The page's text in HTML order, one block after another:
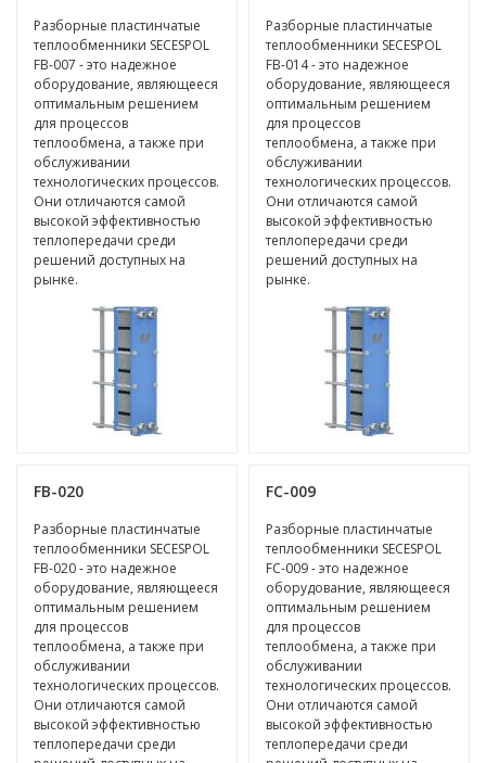
Разборные пластинчатые
теплообменники SECESPOL
FB-007 - это надежное
оборудование, являющееся
оптимальным решением
для процессов
теплообмена, а также при
обслуживании
технологических процессов.
Они отличаются самой
высокой эффективностью
теплопередачи среди
решений доступных на
рынке.
Разборные пластинчатые
теплообменники SECESPOL
FB-014 - это надежное
оборудование, являющееся
оптимальным решением
для процессов
теплообмена, а также при
обслуживании
технологических процессов.
Они отличаются самой
высокой эффективностью
теплопередачи среди
решений доступных на
рынке.
FB-020
Разборные пластинчатые
теплообменники SECESPOL
FB-020 - это надежное
оборудование, являющееся
оптимальным решением
для процессов
теплообмена, а также при
обслуживании
технологических процессов.
Они отличаются самой
высокой эффективностью
теплопередачи среди
FC-009
Разборные пластинчатые
теплообменники SECESPOL
FC-009 - это надежное
оборудование, являющееся
оптимальным решением
для процессов
теплообмена, а также при
обслуживании
технологических процессов.
Они отличаются самой
высокой эффективностью
теплопередачи среди